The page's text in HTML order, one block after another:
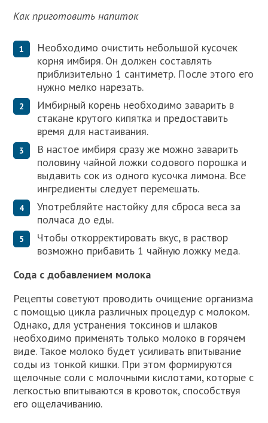
Как приготовить напиток
Необходимо очистить небольшой кусочек
корня имбиря. Он должен составлять
приблизительно 1 сантиметр. После этого его
нужно мелко нарезать.
Имбирный корень необходимо заварить в
стакане крутого кипятка и предоставить
время для настаивания.
В настое имбиря сразу же можно заварить
половину чайной ложки содового порошка и
выдавить сок из одного кусочка лимона. Все
ингредиенты следует перемешать.
Употребляйте настойку для сброса веса за
полчаса до еды.
Чтобы откорректировать вкус, в раствор
возможно прибавить 1 чайную ложку меда.
Сода с добавлением молока
Рецепты советуют проводить очищение организма
с помощью цикла различных процедур с молоком.
Однако, для устранения токсинов и шлаков
необходимо применять только молоко в горячем
виде. Такое молоко будет усиливать впитывание
соды из тонкой кишки. При этом формируются
щелочные соли с молочными кислотами, которые с
легкостью впитываются в кровоток, способствуя
его ощелачиванию.